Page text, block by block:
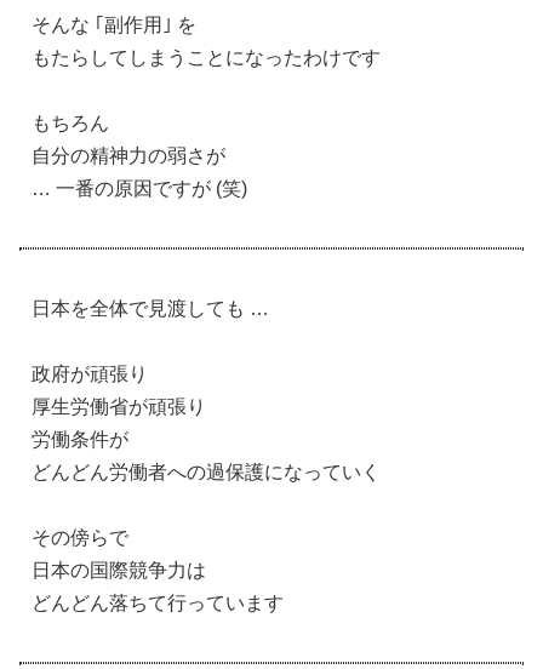
そんな ｢副作用｣ を
もたらしてしまうことになったわけです
もちろん
自分の精神力の弱さが
… 一番の原因ですが (笑)
日本を全体で見渡しても …
政府が頑張り
厚生労働省が頑張り
労働条件が
どんどん労働者への過保護になっていく
その傍らで
日本の国際競争力は
どんどん落ちて行っています